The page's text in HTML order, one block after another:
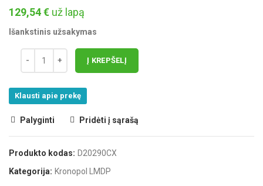
129,54€ už lapą
Išankstinis užsakymas
Į KREPŠELĮ
Klausti apie prekę
Palyginti Pridėti į sąrašą
Produkto kodas: D20290CX
Kategorija: Kronopol LMDP